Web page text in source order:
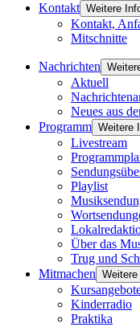
Kontakt Weitere
Kontakt,
Mitschnitte
Nachrichten
Aktuell
Neues aus
Programm Weitere
Livestream
Playlist
Über das
Trug und
Mitmachen
Kinderradio
Praktika